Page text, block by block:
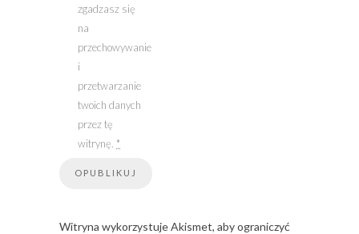
zgadzasz się
na
przechowywanie
i
przetwarzanie
twoich danych
przez tę
witrynę. *
Witryna wykorzystuje Akismet, aby ograniczyć